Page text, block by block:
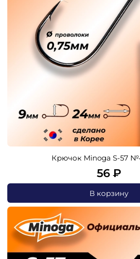
Крючок Minoga S-57
56 ₽
В корзину